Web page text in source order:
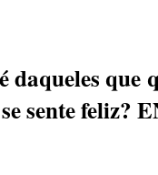
daqueles
sente feliz?